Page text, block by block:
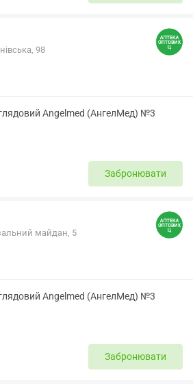
98
Angelmed (АнгелМед) №3
Забронювати
майдан, 5
Angelmed (АнгелМед) №3
Забронювати